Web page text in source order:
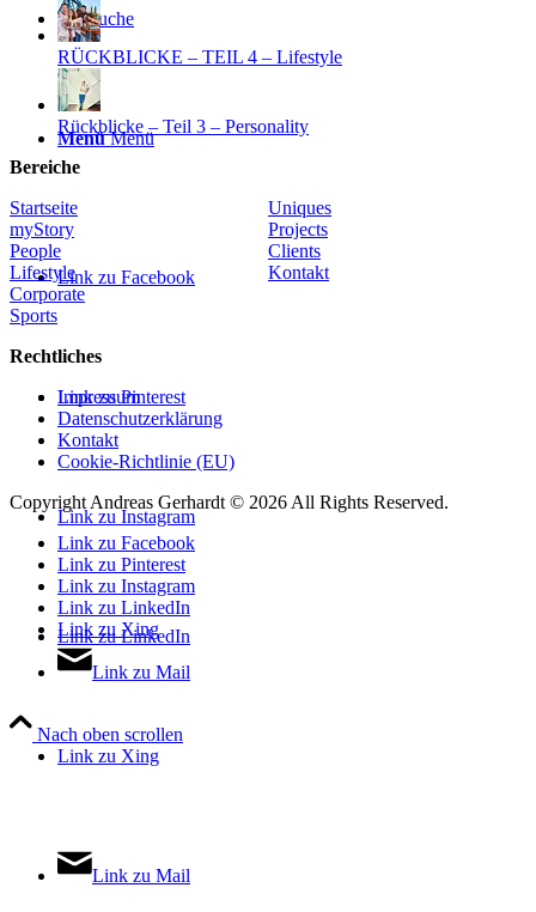
Suche
Menü Menü
Link zu Facebook
Link zu Pinterest
Link zu Instagram
Link zu LinkedIn
Link zu Xing
Link zu Mail
RÜCKBLICKE – TEIL 4 – Lifestyle
Rückblicke – Teil 3 – Personality
Bereiche
Startseite
myStory
People
Lifestyle
Corporate
Sports
Uniques
Projects
Clients
Kontakt
Rechtliches
Impressum
Datenschutzerklärung
Kontakt
Cookie-Richtlinie (EU)
Copyright Andreas Gerhardt © 2026 All Rights Reserved.
Link zu Facebook
Link zu Pinterest
Link zu Instagram
Link zu LinkedIn
Link zu Xing
Link zu Mail
Nach oben scrollen